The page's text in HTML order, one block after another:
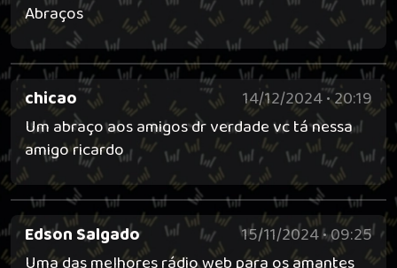
Abraços
chicao
14/12/2024 • 20:19
Um abraço aos amigos dr verdade vc tá nessa
amigo ricardo
Edson Salgado
15/11/2024 • 09:25